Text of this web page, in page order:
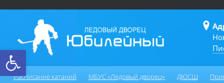
Открыть панель инструментов
Расписание катаний МБУС «Ледовый дворец» ДЮСШ